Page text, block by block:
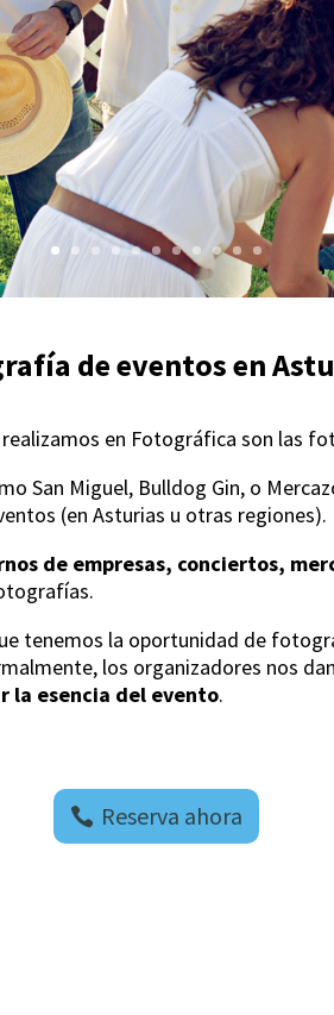
de eventos en
en Fotográfica son las
San Miguel, Bulldog Gin, o
(en Asturias u otras regiones).
de empresas, conciertos,
tenemos la oportunidad de
los organizadores nos
la esencia del evento.
Reserva ahora